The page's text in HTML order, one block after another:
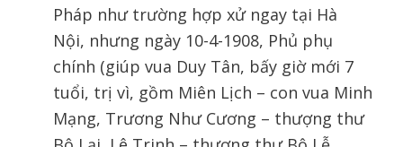
Pháp như trường hợp xử ngay tại Hà
Nội, nhưng ngày 10-4-1908, Phủ phụ
chính (giúp vua Duy Tân, bấy giờ mới 7
tuổi, trị vì, gồm Miên Lịch – con vua Minh
Mạng, Trương Như Cương – thượng thư